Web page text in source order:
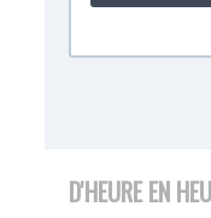
D'HEURE EN